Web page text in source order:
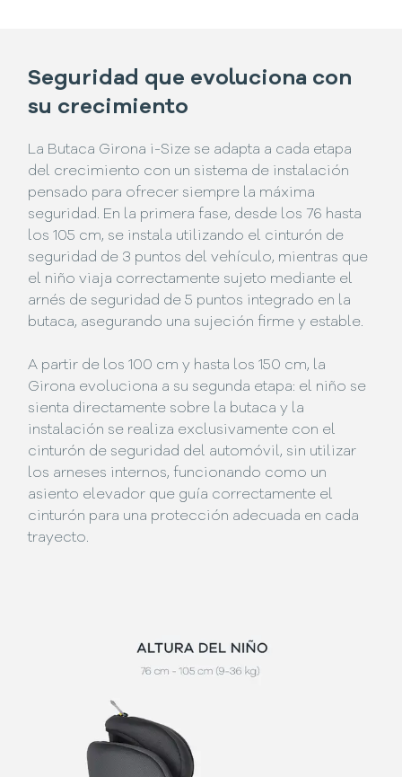
Seguridad que evoluciona con
su crecimiento
La Butaca Girona i-Size se adapta a cada etapa
del crecimiento con un sistema de instalación
pensado para ofrecer siempre la máxima
seguridad. En la primera fase, desde los 76 hasta
los 105 cm, se instala utilizando el cinturón de
seguridad de 3 puntos del vehículo, mientras que
el niño viaja correctamente sujeto mediante el
arnés de seguridad de 5 puntos integrado en la
butaca, asegurando una sujeción firme y estable.
A partir de los 100 cm y hasta los 150 cm, la
Girona evoluciona a su segunda etapa: el niño se
sienta directamente sobre la butaca y la
instalación se realiza exclusivamente con el
cinturón de seguridad del automóvil, sin utilizar
los arneses internos, funcionando como un
asiento elevador que guía correctamente el
cinturón para una protección adecuada en cada
trayecto.